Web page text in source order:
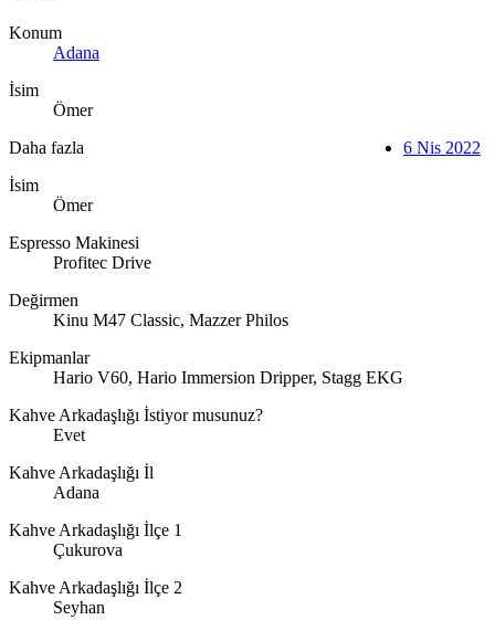
Konum
Adana
İsim
Ömer
Daha fazla
İsim
Ömer
Espresso Makinesi
Profitec Drive
Değirmen
Kinu M47 Classic, Mazzer Philos
Ekipmanlar
Hario V60, Hario Immersion Dripper, Stagg EKG
Kahve Arkadaşlığı İstiyor musunuz?
Evet
Kahve Arkadaşlığı İl
Adana
Kahve Arkadaşlığı İlçe 1
Çukurova
Kahve Arkadaşlığı İlçe 2
Seyhan
6 Nis 2022